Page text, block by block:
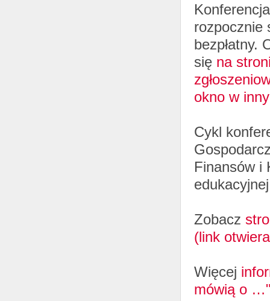
rozpocznie
bezpłatny.
się na
okno w
Cykl
Finansów i
Zobacz
(link
Więcej
mówią o